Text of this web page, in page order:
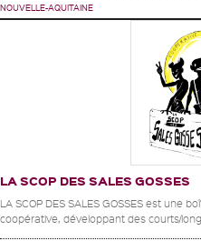
NOUVELLE-AQUITAINE
LA SCOP DES SALES GOSSES
LA SCOP DES SALES GOSSES est une
coopérative, développant des courts/